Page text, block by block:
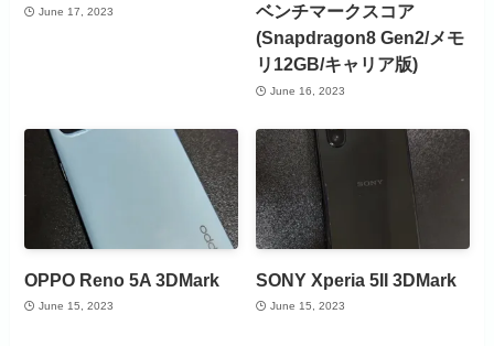
June 17, 2023
ベンチマークスコア
(Snapdragon8 Gen2/メモ
リ12GB/キャリア版)
June 16, 2023
OPPO Reno 5A 3DMark
June 15, 2023
SONY Xperia 5II 3DMark
June 15, 2023